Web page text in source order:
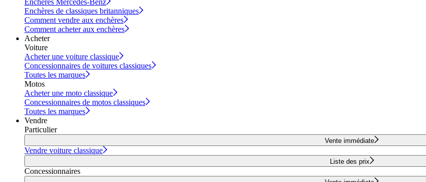
Enchères de classiques britanniques
Comment vendre aux enchères
Comment acheter aux enchères
Acheter
Voiture
Acheter une voiture classique
Concessionnaires de voitures classiques
Toutes les marques
Motos
Acheter une moto classique
Concessionnaires de motos classiques
Toutes les marques
Vendre
Particulier
Vente immédiate
Vendre voiture classique
Liste des prix
Concessionnaires